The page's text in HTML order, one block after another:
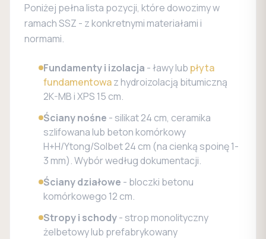
Poniżej pełna lista pozycji, które dowozimy w
ramach SSZ - z konkretnymi materiałami i
normami.
Fundamenty i izolacja - ławy lub płyta
fundamentowaz hydroizolacją bitumiczną
2K-MB i XPS 15 cm.
Ściany nośne - silikat 24 cm, ceramika
szlifowana lub beton komórkowy
H+H/Ytong/Solbet 24 cm (na cienką spoinę 1-
3 mm). Wybór według dokumentacji.
Ściany działowe - bloczki betonu
komórkowego 12 cm.
Stropy i schody- strop monolityczny
żelbetowy lub prefabrykowany